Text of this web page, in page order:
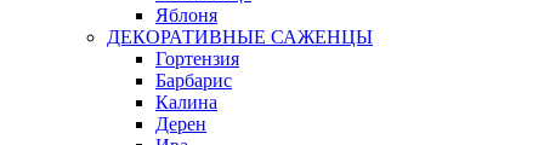
Яблоня
ДЕКОРАТИВНЫЕ САЖЕНЦЫ
Гортензия
Барбарис
Калина
Дерен